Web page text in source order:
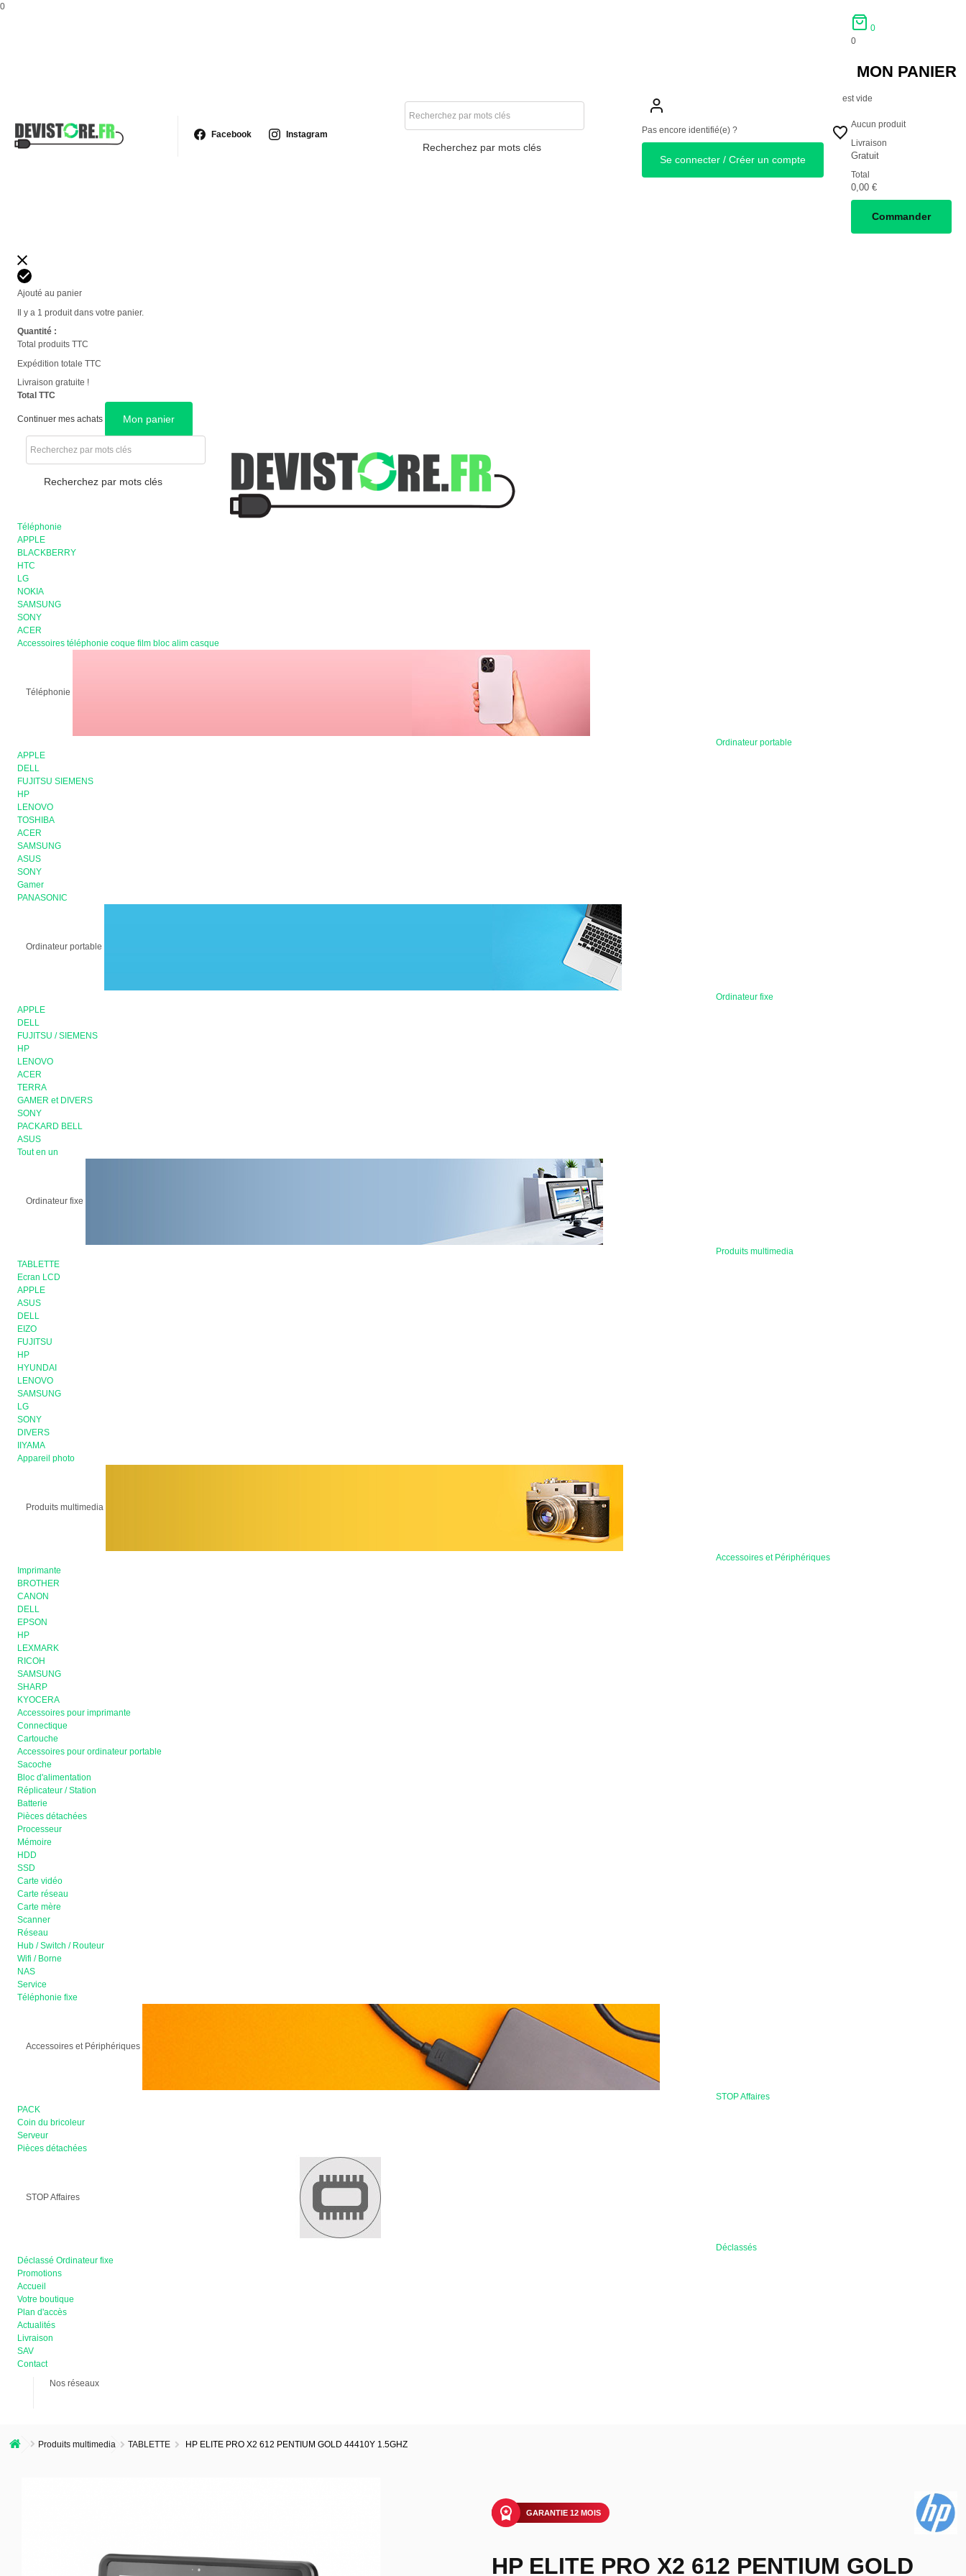
0
Facebook Instagram
Recherchez par mots clés
Pas encore identifié(e) ?
Se connecter / Créer un compte
0
0
MON PANIER
est vide
Aucun produit
Livraison
Gratuit
Total
0,00 €
Commander
Ajouté au panier
Il y a 1 produit dans votre panier.
Quantité :
Total produits TTC
Expédition totale TTC
Livraison gratuite !
Total TTC
Continuer mes achats Mon panier
Recherchez par mots clés
Téléphonie
APPLE
BLACKBERRY
HTC
LG
NOKIA
SAMSUNG
SONY
ACER
Accessoires téléphonie coque film bloc alim casque
Téléphonie
Ordinateur portable
APPLE
DELL
FUJITSU SIEMENS
HP
LENOVO
TOSHIBA
ACER
SAMSUNG
ASUS
SONY
Gamer
PANASONIC
Ordinateur portable
Ordinateur fixe
APPLE
DELL
FUJITSU / SIEMENS
HP
LENOVO
ACER
TERRA
GAMER et DIVERS
SONY
PACKARD BELL
ASUS
Tout en un
Ordinateur fixe
Produits multimedia
TABLETTE
Ecran LCD
APPLE
ASUS
DELL
EIZO
FUJITSU
HP
HYUNDAI
LENOVO
SAMSUNG
LG
SONY
DIVERS
IIYAMA
Appareil photo
Produits multimedia
Accessoires et Périphériques
Imprimante
BROTHER
CANON
DELL
EPSON
HP
LEXMARK
RICOH
SAMSUNG
SHARP
KYOCERA
Accessoires pour imprimante
Connectique
Cartouche
Accessoires pour ordinateur portable
Sacoche
Bloc d'alimentation
Réplicateur / Station
Batterie
Pièces détachées
Processeur
Mémoire
HDD
SSD
Carte vidéo
Carte réseau
Carte mère
Scanner
Réseau
Hub / Switch / Routeur
Wifi / Borne
NAS
Service
Téléphonie fixe
Accessoires et Périphériques
STOP Affaires
PACK
Coin du bricoleur
Serveur
Pièces détachées
STOP Affaires
Déclassés
Déclassé Ordinateur fixe
Promotions
Accueil
Votre boutique
Plan d'accès
Actualités
Livraison
SAV
Contact
Nos réseaux
Produits multimedia TABLETTE HP ELITE PRO X2 612 PENTIUM GOLD 44410Y 1.5GHZ
GARANTIE 12 MOIS
HP ELITE PRO X2 612 PENTIUM GOLD